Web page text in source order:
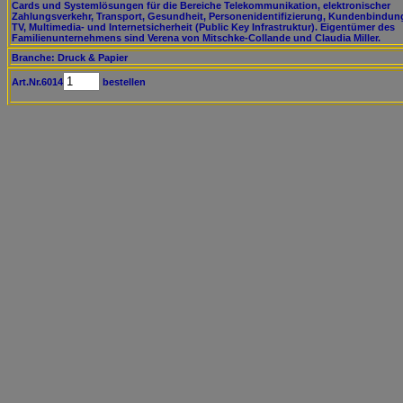
Cards und Systemlösungen für die Bereiche Telekommunikation, elektronischer
Zahlungsverkehr, Transport, Gesundheit, Personenidentifizierung,
TV, Multimedia- und Internetsicherheit (Public Key Infrastruktur). Eigentümer des
Familienunternehmens sind Verena von Mitschke-Collande und Claudia Miller.
Branche: Druck & Papier
Art.Nr.6014 bestellen